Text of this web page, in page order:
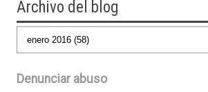
Archivo del blog
Denunciar abuso